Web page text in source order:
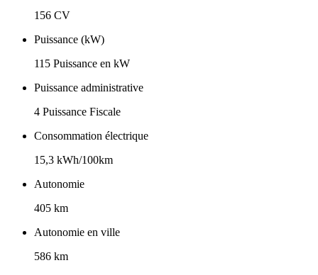
156 CV
Puissance (kW)
115 Puissance en kW
Puissance administrative
4 Puissance Fiscale
Consommation électrique
15,3 kWh/100km
Autonomie
405 km
Autonomie en ville
586 km